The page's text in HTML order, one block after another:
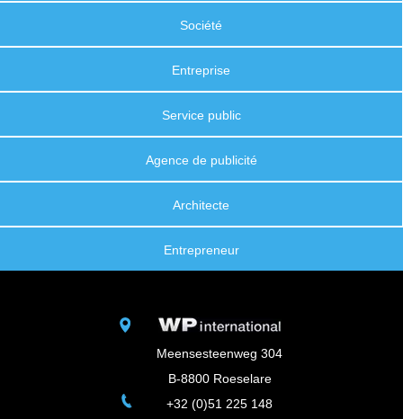
Société
Entreprise
Service public
Agence de publicité
Architecte
Entrepreneur
Meensesteenweg 304
B-8800 Roeselare
+32 (0)51 225 148